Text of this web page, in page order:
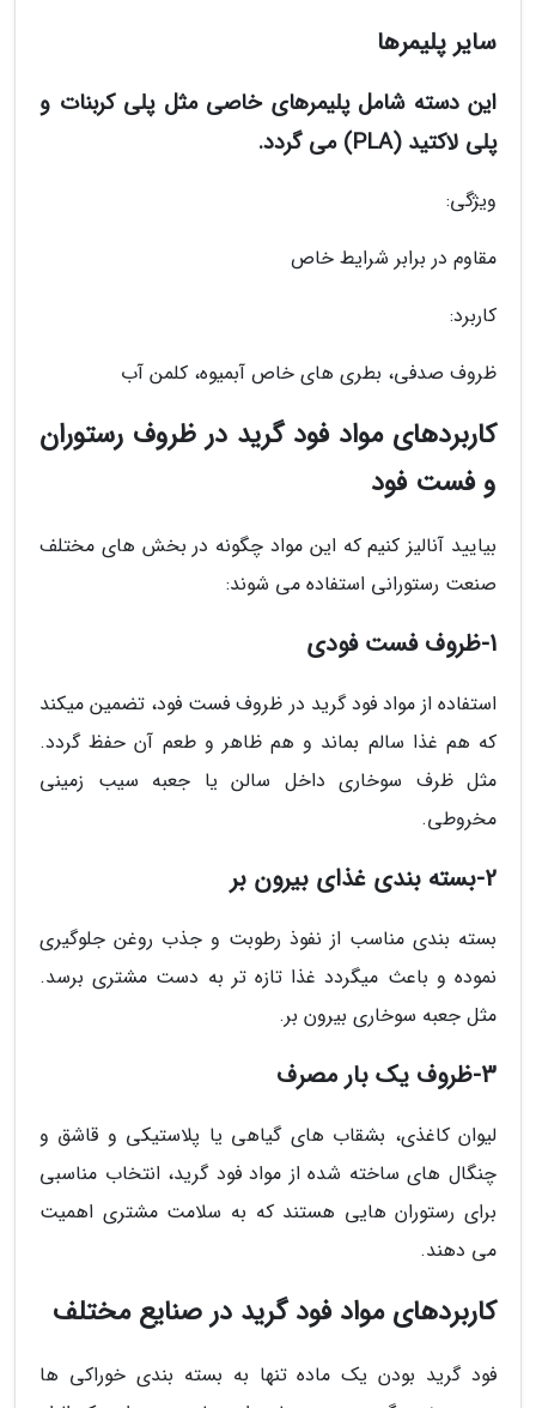
سایر پلیمرها
این دسته شامل پلیمرهای خاصی مثل پلی کربنات و
پلی لاکتید (PLA) می گردد.
ویژگی:
مقاوم در برابر شرایط خاص
کاربرد:
ظروف صدفی، بطری های خاص آبمیوه، کلمن آب
کاربردهای مواد فود گرید در ظروف رستوران
و فست فود
بیایید آنالیز کنیم که این مواد چگونه در بخش های مختلف
صنعت رستورانی استفاده می شوند:
1-ظروف فست فودی
استفاده از مواد فود گرید در ظروف فست فود، تضمین میکند
که هم غذا سالم بماند و هم ظاهر و طعم آن حفظ گردد.
مثل ظرف سوخاری داخل سالن یا جعبه سیب زمینی
مخروطی.
2-بسته بندی غذای بیرون بر
بسته بندی مناسب از نفوذ رطوبت و جذب روغن جلوگیری
نموده و باعث میگردد غذا تازه تر به دست مشتری برسد.
مثل جعبه سوخاری بیرون بر.
3-ظروف یک بار مصرف
لیوان کاغذی، بشقاب های گیاهی یا پلاستیکی و قاشق و
چنگال های ساخته شده از مواد فود گرید، انتخاب مناسبی
برای رستوران هایی هستند که به سلامت مشتری اهمیت
می دهند.
کاربردهای مواد فود گرید در صنایع مختلف
فود گرید بودن یک ماده تنها به بسته بندی خوراکی ها